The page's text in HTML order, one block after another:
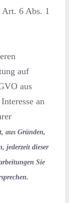
Art. 6 Abs. 1
auf
aus
an
aus Gründen,
jederzeit dieser
Sie